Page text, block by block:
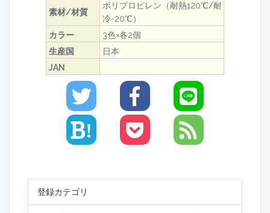
素材/材質
ポリプロピレン（耐熱120℃/耐
冷-20℃）
カラー
3色×各2個
生産国
日本
JAN
!
登録カテゴリ